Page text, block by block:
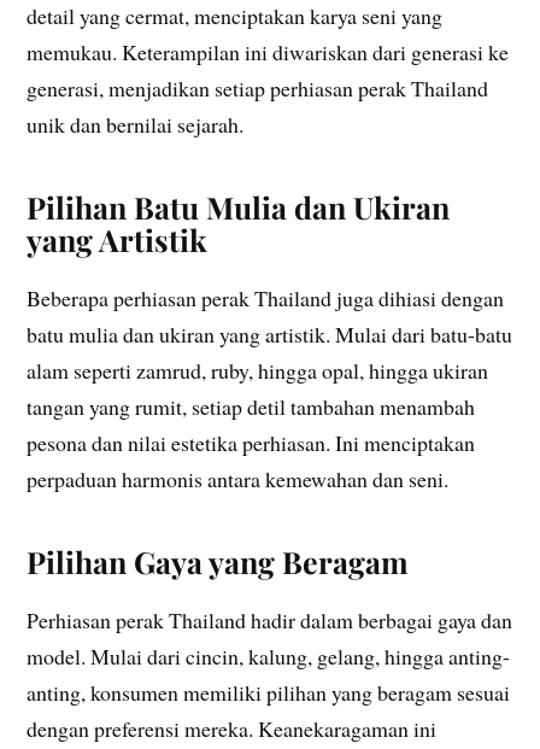
detail yang cermat, menciptakan karya seni yang
memukau. Keterampilan ini diwariskan dari generasi ke
generasi, menjadikan setiap perhiasan perak Thailand
unik dan bernilai sejarah.
Pilihan Batu Mulia dan Ukiran
yang Artistik
Beberapa perhiasan perak Thailand juga dihiasi dengan
batu mulia dan ukiran yang artistik. Mulai dari batu-batu
alam seperti zamrud, ruby, hingga opal, hingga ukiran
tangan yang rumit, setiap detil tambahan menambah
pesona dan nilai estetika perhiasan. Ini menciptakan
perpaduan harmonis antara kemewahan dan seni.
Pilihan Gaya yang Beragam
Perhiasan perak Thailand hadir dalam berbagai gaya dan
model. Mulai dari cincin, kalung, gelang, hingga anting-
anting, konsumen memiliki pilihan yang beragam sesuai
dengan preferensi mereka. Keanekaragaman ini